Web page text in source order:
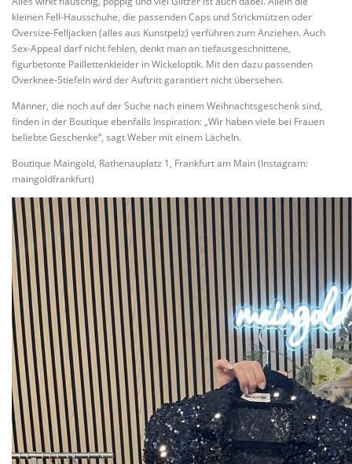
kleinen Fell-Hausschuhe, die passenden Caps und Strickmützen oder
Oversize-Felljacken (alles aus Kunstpelz) verführen zum Anziehen. Auch
Sex-Appeal darf nicht fehlen, denkt man an tiefausgeschnittene,
figurbetonte Paillettenkleider in Wickeloptik. Mit den dazu passenden
Overknee-Stiefeln wird der Auftritt garantiert nicht übersehen.
Männer, die noch auf der Suche nach einem Weihnachtsgeschenk sind,
finden in der Boutique ebenfalls Inspiration: „Wir haben viele bei Frauen
beliebte Geschenke“, sagt Weber mit einem Lächeln.
Boutique Maingold, Rathenauplatz 1, Frankfurt am Main (Instagram:
maingoldfrankfurt)